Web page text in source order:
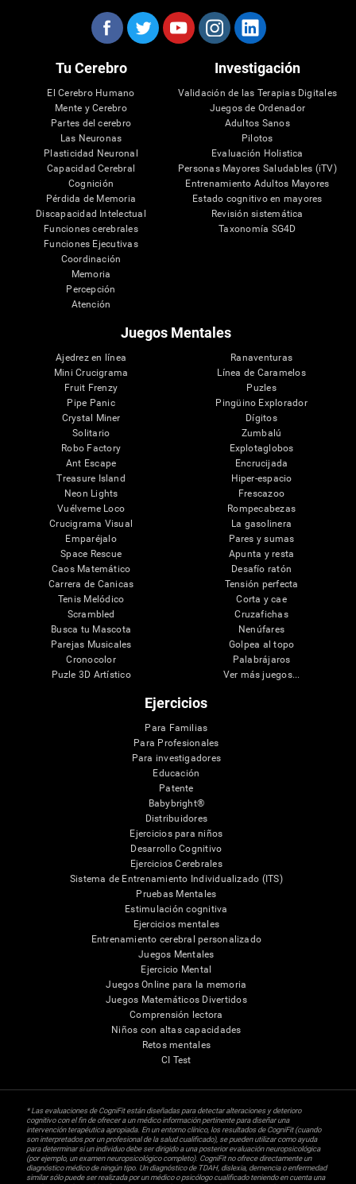
Tu Cerebro
El Cerebro Humano
Mente y Cerebro
Partes del cerebro
Las Neuronas
Plasticidad Neuronal
Capacidad Cerebral
Cognición
Pérdida de Memoria
Discapacidad Intelectual
Funciones cerebrales
Funciones Ejecutivas
Coordinación
Memoria
Percepción
Atención
Investigación
Validación de las Terapias Digitales
Juegos de Ordenador
Adultos Sanos
Pilotos
Evaluación Holistica
Personas Mayores Saludables (iTV)
Entrenamiento Adultos Mayores
Estado cognitivo en mayores
Revisión sistemática
Taxonomía SG4D
Juegos Mentales
Ajedrez en línea
Mini Crucigrama
Fruit Frenzy
Pipe Panic
Crystal Miner
Solitario
Robo Factory
Ant Escape
Treasure Island
Neon Lights
Vuélveme Loco
Crucigrama Visual
Emparéjalo
Space Rescue
Caos Matemático
Carrera de Canicas
Tenis Melódico
Scrambled
Busca tu Mascota
Parejas Musicales
Cronocolor
Puzle 3D Artístico
Ranaventuras
Línea de Caramelos
Puzles
Pingüino Explorador
Dígitos
Zumbalú
Explotaglobos
Encrucijada
Hiper-espacio
Frescazoo
Rompecabezas
La gasolinera
Pares y sumas
Apunta y resta
Desafío ratón
Tensión perfecta
Corta y cae
Cruzafichas
Nenúfares
Golpea al topo
Palabrájaros
Ver más juegos...
Ejercicios
Para Familias
Para Profesionales
Para investigadores
Educación
Patente
Babybright®
Distribuidores
Ejercicios para niños
Desarrollo Cognitivo
Ejercicios Cerebrales
Sistema de Entrenamiento Individualizado (ITS)
Pruebas Mentales
Estimulación cognitiva
Ejercicios mentales
Entrenamiento cerebral personalizado
Juegos Mentales
Ejercicio Mental
Juegos Online para la memoria
Juegos Matemáticos Divertidos
Comprensión lectora
Niños con altas capacidades
Retos mentales
CI Test
* Las evaluaciones de CogniFit están diseñadas para detectar alteraciones y deterioro
cognitivo con el fin de ofrecer a un médico información pertinente para diseñar una
intervención terapéutica apropiada. En un entorno clínico, los resultados de CogniFit (cuando
son interpretados por un profesional de la salud cualificado), se pueden utilizar como ayuda
para determinar si un individuo debe ser dirigido a una posterior evaluación neuropsicológica
(por ejemplo, un examen neuropsicológico completo). CogniFit no ofrece directamente un
diagnóstico médico de ningún tipo. Un diagnóstico de TDAH, dislexia, demencia o enfermedad
similar sólo puede ser realizada por un médico o psicólogo cualificado teniendo en cuenta una